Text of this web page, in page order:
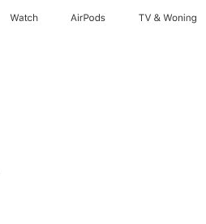
Watch AirPods TV & Woning